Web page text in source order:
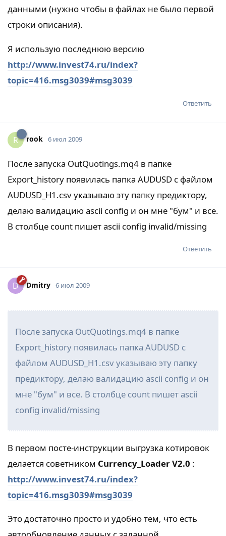
данными (нужно чтобы в файлах не было первой
строки описания).
Я использую последнюю версию
http://www.invest74.ru/index?
topic=416.msg3039#msg3039
Ответить
R rook 6 июл 2009
После запуска OutQuotings.mq4 в папке
Export_history появилась папка AUDUSD с файлом
AUDUSD_H1.csv указываю эту папку предиктору,
делаю валидацию ascii config и он мне "бум" и все.
В столбце count пишет ascii config invalid/missing
Ответить
D Dmitry 6 июл 2009
После запуска OutQuotings.mq4 в папке
Export_history появилась папка AUDUSD с
файлом AUDUSD_H1.csv указываю эту папку
предиктору, делаю валидацию ascii config и он
мне "бум" и все. В столбце count пишет ascii
config invalid/missing
В первом посте-инструкции выгрузка котировок
делается советником Currency_Loader V2.0 :
http://www.invest74.ru/index?
topic=416.msg3039#msg3039
Это достаточно просто и удобно тем, что есть